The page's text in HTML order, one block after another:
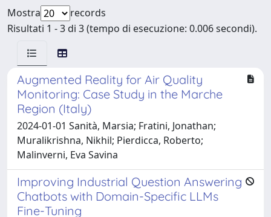
Mostra
records
Risultati 1 - 3 di 3 (tempo di esecuzione: 0.006 secondi).
Augmented Reality for Air Quality
Monitoring: Case Study in the Marche
Region (Italy)
2024-01-01 Sanità, Marsia; Fratini, Jonathan;
Muralikrishna, Nikhil; Pierdicca, Roberto;
Malinverni, Eva Savina
Improving Industrial Question Answering
Chatbots with Domain-Specific LLMs
Fine-Tuning